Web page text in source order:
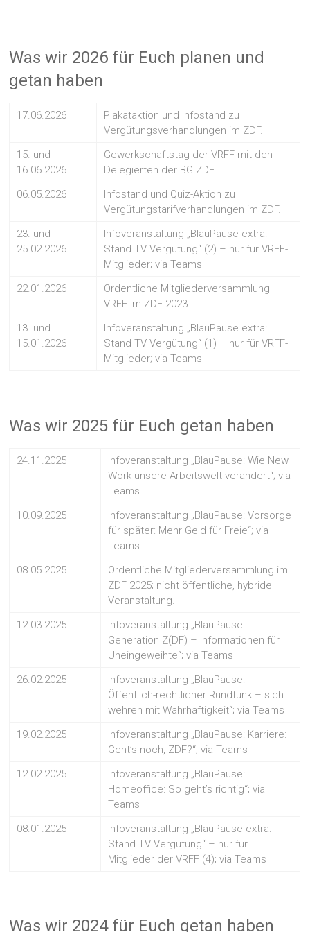
Was wir 2026 für Euch planen und
getan haben
17.06.2026
Plakataktion und Infostand zu
Vergütungsverhandlungen im ZDF.
15. und
16.06.2026
Gewerkschaftstag der VRFF mit den
Delegierten der BG ZDF.
06.05.2026
Infostand und Quiz-Aktion zu
Vergütungstarifverhandlungen im ZDF.
23. und
25.02.2026
Infoveranstaltung „BlauPause extra:
Stand TV Vergütung“ (2) – nur für VRFF-
Mitglieder; via Teams
22.01.2026
Ordentliche Mitgliederversammlung
VRFF im ZDF 2023
13. und
15.01.2026
Infoveranstaltung „BlauPause extra:
Stand TV Vergütung“ (1) – nur für VRFF-
Mitglieder; via Teams
Was wir 2025 für Euch getan haben
24.11.2025
Infoveranstaltung „BlauPause: Wie New
Work unsere Arbeitswelt verändert“; via
Teams
10.09.2025
Infoveranstaltung „BlauPause: Vorsorge
für später: Mehr Geld für Freie“; via
Teams
08.05.2025
Ordentliche Mitgliederversammlung im
ZDF 2025; nicht öffentliche, hybride
Veranstaltung.
12.03.2025
Infoveranstaltung „BlauPause:
Generation Z(DF) – Informationen für
Uneingeweihte“; via Teams
26.02.2025
Infoveranstaltung „BlauPause:
Öffentlich-rechtlicher Rundfunk – sich
wehren mit Wahrhaftigkeit“; via Teams
19.02.2025
Infoveranstaltung „BlauPause: Karriere:
Geht’s noch, ZDF?“; via Teams
12.02.2025
Infoveranstaltung „BlauPause:
Homeoffice: So geht’s richtig“; via
Teams
08.01.2025
Infoveranstaltung „BlauPause extra:
Stand TV Vergütung“ – nur für
Mitglieder der VRFF (4); via Teams
Was wir 2024 für Euch getan haben